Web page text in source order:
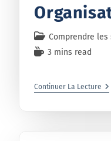
Comprendre les
3 mins read
Continuer La Lecture